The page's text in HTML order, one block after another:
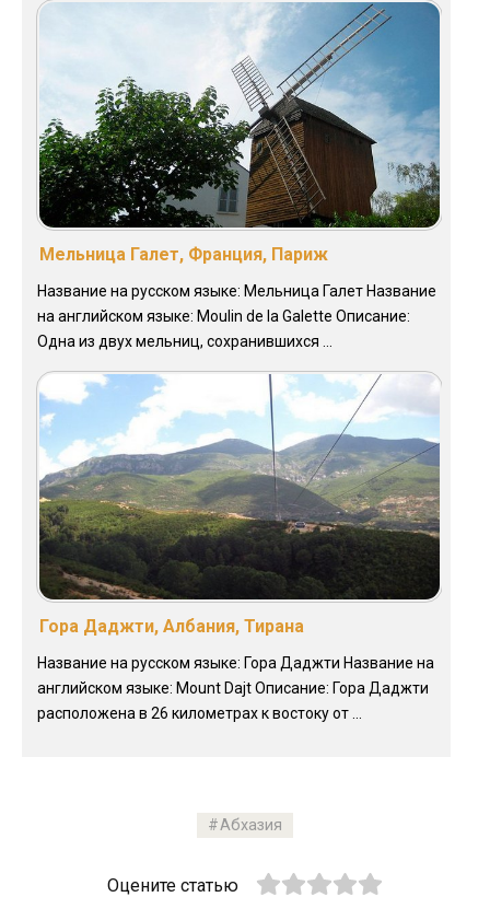
Мельница Галет, Франция, Париж
Название на русском языке: Мельница Галет Название
на английском языке: Moulin de la Galette Описание:
Одна из двух мельниц, сохранившихся ...
Гора Даджти, Албания, Тирана
Название на русском языке: Гора Даджти Название на
английском языке: Mount Dajt Описание: Гора Даджти
расположена в 26 километрах к востоку от ...
Абхазия
Оцените статью